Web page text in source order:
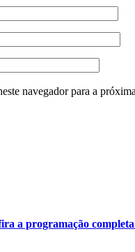
navegador para a
a programação